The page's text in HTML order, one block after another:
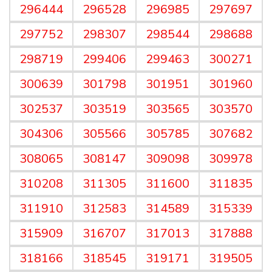
296444 296528 296985
297697
297752
298307 298544
298688
298719
299406 299463
300271
300639
301798 301951
301960
302537
303519 303565
303570
304306
305566 305785
307682
308065
308147 309098
309978
310208
311305 311600
311835
311910
312583 314589
315339
315909
316707 317013
317888
318166
318545 319171
319505